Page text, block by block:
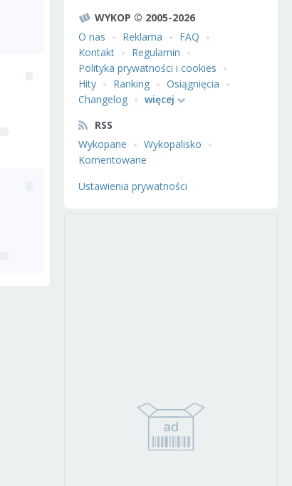
WYKOP © 2005-2026
O nas
Reklama
FAQ
Kontakt
Regulamin
Polityka prywatności i cookies
Hity
Ranking
Osiągnięcia
Changelog
więcej
RSS
Wykopane
Wykopalisko
Komentowane
Ustawienia prywatności